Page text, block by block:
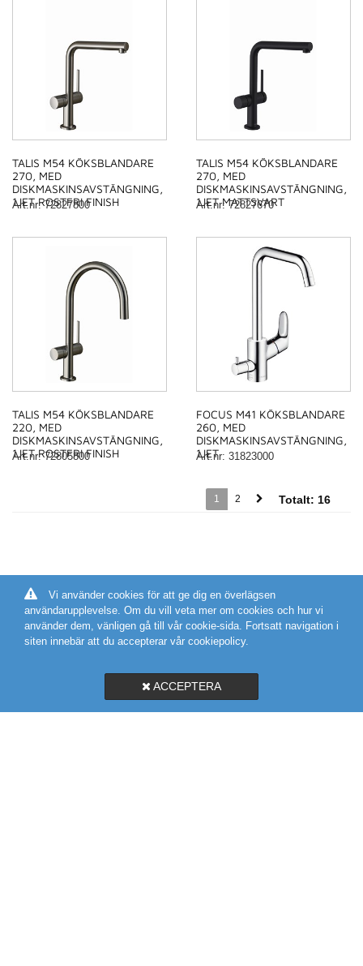
TALIS M54 KÖKSBLANDARE
270, MED
DISKMASKINSAVSTÄNGNING,
1JET ROSTFRI FINISH
Art.nr:72827800
TALIS M54 KÖKSBLANDARE
270, MED
DISKMASKINSAVSTÄNGNING,
1JET MATTSVART
Art.nr:72827670
TALIS M54 KÖKSBLANDARE
220, MED
DISKMASKINSAVSTÄNGNING,
1JET ROSTFRI FINISH
Art.nr:72805800
FOCUS M41 KÖKSBLANDARE
260, MED
DISKMASKINSAVSTÄNGNING,
1JET
Art.nr: 31823000
1 2 Totalt: 16
Vi använder cookies för att ge dig en överlägsen
användarupplevelse. Om du vill veta mer om cookies och hur vi
använder dem, vänligen gå till vår cookie-sida. Fortsatt navigation i
siten innebär att du accepterar vår cookiepolicy.
ACCEPTERA